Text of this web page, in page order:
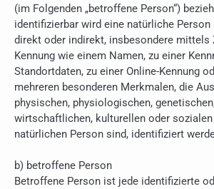
(im Folgenden „betroffene Person“)
identifizierbar wird eine natürliche Person
direkt oder indirekt, insbesondere mittels
Kennung wie einem Namen, zu einer
Standortdaten, zu einer Online-Kennung
mehreren besonderen Merkmalen, die
physischen, physiologischen,
wirtschaftlichen, kulturellen oder
natürlichen Person sind, identifiziert
b) betroffene Person
Betroffene Person ist jede identifizierte